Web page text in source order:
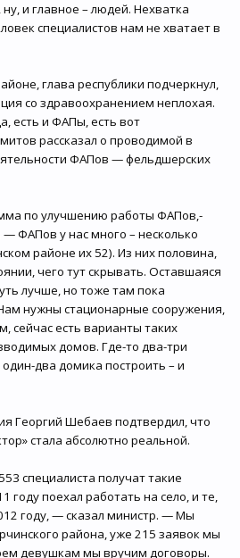
и главное – людей. Нехватка
специалистов нам не хватает в
глава республики подчеркнул,
со здравоохранением неплохая.
есть и ФАПы, есть вот
рассказал о проводимой в
ФАПов — фельдшерских
по улучшению работы ФАПов,-
— ФАПов у нас много – несколько
районе их 52). Из них половина,
чего тут скрывать. Оставшаяся
лучше, но тоже там пока
нужны стационарные сооружения,
есть варианты таких
домов. Где-то два-три
два домика построить – и
Георгий Шебаев подтвердил, что
стала абсолютно реальной.
специалиста получат такие
году поехал работать на село, и те,
году, — сказал министр. — Мы
района, уже 215 заявок мы
девушкам мы вручим договоры.